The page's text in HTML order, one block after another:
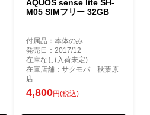
AQUOS sense lite SH-
M05 SIMフリー 32GB
付属品：本体のみ
発売日：2017/12
在庫なし(入荷未定)
在庫店舗：サクモバ 秋葉原
店
4,800円(税込)